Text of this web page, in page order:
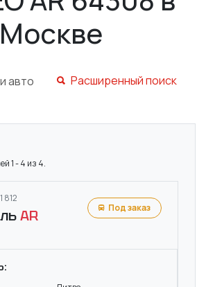
Москве
авто
Расширенный поиск
1 - 4 из 4.
812
AR
Под заказ